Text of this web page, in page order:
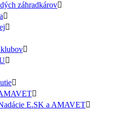
záhradkárov
E.SK a AMAVET